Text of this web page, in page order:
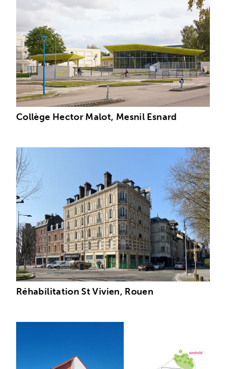
Collège Hector Malot, Mesnil Esnard
Réhabilitation St Vivien, Rouen